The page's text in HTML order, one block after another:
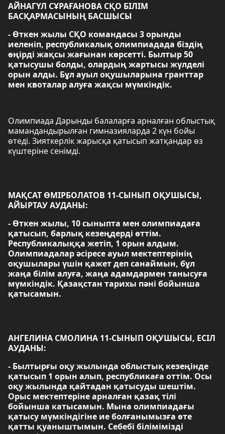
АЙНАГҮЛ СҰРАҒАНОВА СҚО БІЛІМ
БАСҚАРМАСЫНЫҢ БАСШЫСЫ
- Өткен жылы СҚО командасы 3 орынды
иеленіп, республикалық олимпиадада біздің
өңірді жақсы жағынан көрсетті. Былтыр 50
қатысушы болды, олардың жартысы жүлделі
орын алды. Бұл ауыл оқушыларына гранттар
мен квоталар алуға жақсы мүмкіндік.
Олимпиада Дарынды балаларға арналған облыстық
мамандандырылған гимназияларда 2 күн бойы
өтеді. Зияткерлік жарысқа қатысып жатқандар өз
күштеріне сенімді.
МАҚСАТ ӨМІРБОЛАТОВ 11-СЫНЫП ОҚУШЫСЫ,
АЙЫРТАУ АУДАНЫ:
- Өткен жылы, 10 сыныпта мен олимпиадаға
қатысып, барлық кезеңдерді өттім.
Республикалыққа жетіп, 1 орын алдым.
Олимпиадалар әсіресе ауыл мектептерінің
оқушылары үшін қажет деп санаймын, бұл
жаңа білім алуға, жаңа адамдармен танысуға
мүмкіндік. Қазақстан тарихы пәні бойынша
қатысамын.
АНГЕЛИНА СМОЛИНА 11-СЫНЫП ОҚУШЫСЫ, ЕСІЛ
АУДАНЫ:
- Былтырғы оқу жылында облыстық кезеңінде
қатысып 1 орын алып, республикаға оттім. Осы
оқу жылында қайтадан қатысуды шештім.
Орыс мектептеріне арналған қазақ тілі
бойынша катысамын. Мына олимпиадағы
қатысу мүмкіндігіне ие болғанымызға өте
қатты қуаныштымын. Себебі білімімізді